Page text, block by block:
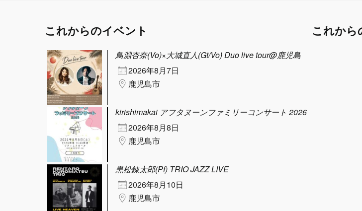
これからのイベント
鳥淵杏奈(Vo)×大城直人(Gt/Vo) Duo live tour@鹿児島
2026年8月7日
鹿児島市
kirishimakai アフタヌーンファミリーコンサート 2026
2026年8月8日
鹿児島市
黒松錬太郎(Pf) TRIO JAZZ LIVE
2026年8月10日
鹿児島市
これから